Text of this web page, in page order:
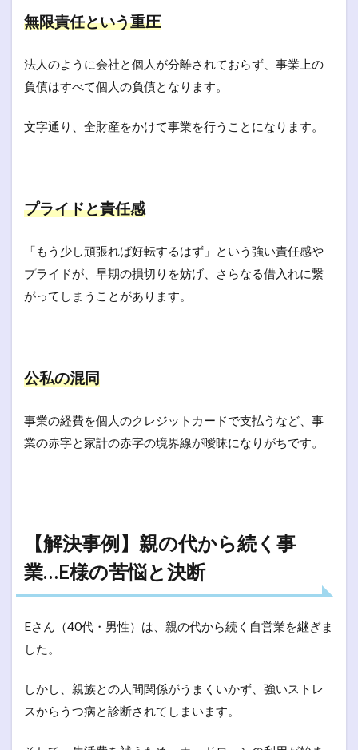
無限責任という重圧
法人のように会社と個人が分離されておらず、事業上の
負債はすべて個人の負債となります。
文字通り、全財産をかけて事業を行うことになります。
プライドと責任感
「もう少し頑張れば好転するはず」という強い責任感や
プライドが、早期の損切りを妨げ、さらなる借入れに繋
がってしまうことがあります。
公私の混同
事業の経費を個人のクレジットカードで支払うなど、事
業の赤字と家計の赤字の境界線が曖昧になりがちです。
【解決事例】親の代から続く事
業…E様の苦悩と決断
Eさん（40代・男性）は、親の代から続く自営業を継ぎま
した。
しかし、親族との人間関係がうまくいかず、強いストレ
スからうつ病と診断されてしまいます。